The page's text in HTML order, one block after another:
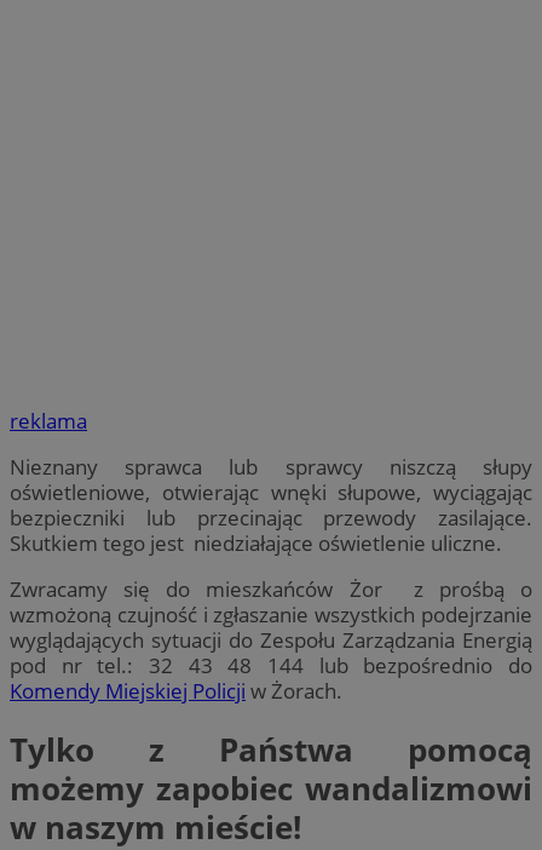
reklama
Nieznany sprawca lub sprawcy niszczą słupy
oświetleniowe, otwierając wnęki słupowe, wyciągając
bezpieczniki lub przecinając przewody zasilające.
Skutkiem tego jest niedziałające oświetlenie uliczne.
Zwracamy się do mieszkańców Żor z prośbą o
wzmożoną czujność i zgłaszanie wszystkich podejrzanie
wyglądających sytuacji do Zespołu Zarządzania Energią
pod nr tel.: 32 43 48 144 lub bezpośrednio do
Komendy Miejskiej Policji w Żorach.
Tylko z Państwa pomocą
możemy zapobiec wandalizmowi
w naszym mieście!